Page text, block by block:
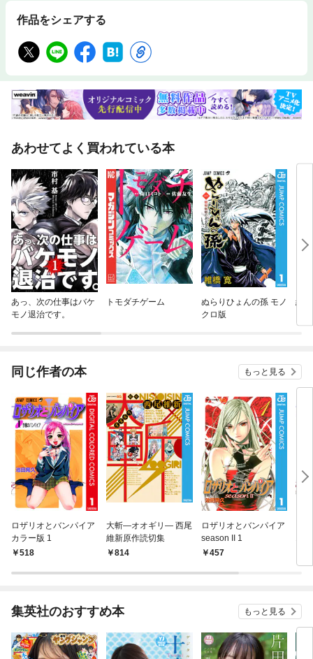
作品をシェアする
あわせてよく買われている本
あっ、次の仕事はバケ
モノ退治です。
トモダチゲーム
ぬらりひょんの孫 モノ
クロ版
結
同じ作者の本 もっと見る
ロザリオとバンパイア
カラー版 1
518
大斬―オオギリ― 西尾
維新原作読切集
814
ロザリオとバンパイア
season II 1
457
集英社のおすすめ本 もっと見る